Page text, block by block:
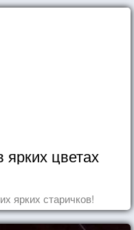
цветах
ярких старичков!